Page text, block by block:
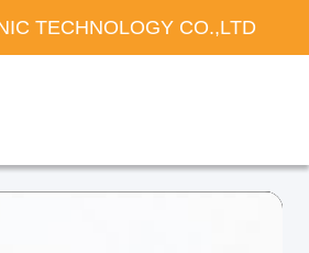
TECHNOLOGY CO.,LTD